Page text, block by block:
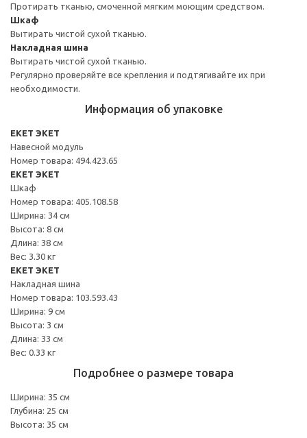
Протирать тканью, смоченной мягким моющим средством.
Шкаф
Вытирать чистой сухой тканью.
Накладная шина
Вытирать чистой сухой тканью.
Регулярно проверяйте все крепления и подтягивайте их при
необходимости.
Информация об упаковке
EKET ЭКЕТ
Навесной модуль
Номер товара: 494.423.65
EKET ЭКЕТ
Шкаф
Номер товара: 405.108.58
Ширина: 34 см
Высота: 8 см
Длина: 38 см
Вес: 3.30 кг
EKET ЭКЕТ
Накладная шина
Номер товара: 103.593.43
Ширина: 9 см
Высота: 3 см
Длина: 33 см
Вес: 0.33 кг
Подробнее о размере товара
Ширина: 35 см
Глубина: 25 см
Высота: 35 см